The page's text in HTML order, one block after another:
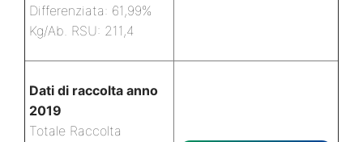
Differenziata: 61,99%
Kg/Ab. RSU: 211,4
Dati di raccolta anno
2019
Totale Raccolta